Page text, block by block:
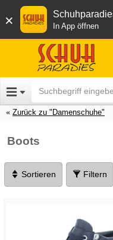
× In App öffnen
Zurück zu "Damenschuhe"
Boots
Sortieren Filtern